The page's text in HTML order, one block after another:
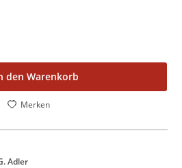
den Warenkorb
Merken
Adler